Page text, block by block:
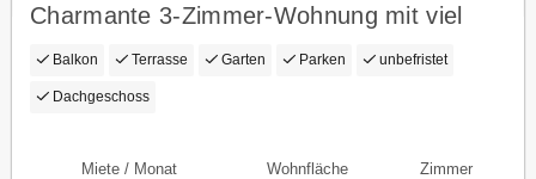
Charmante 3-Zimmer-Wohnung mit viel
Lebensqualität
Balkon Terrasse Garten Parken unbefristet
Dachgeschoss
Miete / Monat Wohnfläche Zimmer